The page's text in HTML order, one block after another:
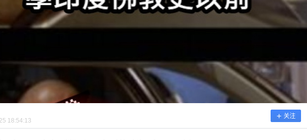
18:54:13
关注